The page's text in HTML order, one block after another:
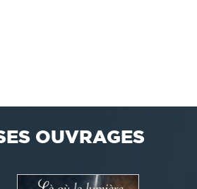
OUVRAGES